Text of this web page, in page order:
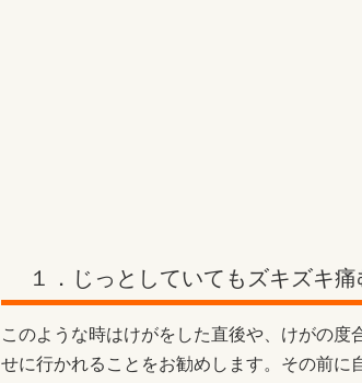
１．じっとしていてもズキズキ
このような時はけがをした直後や、けがの
せに行かれることをお勧めします。その前に